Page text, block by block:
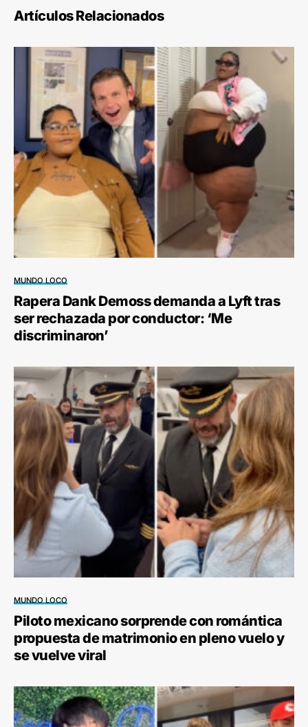
Artículos Relacionados
MUNDO LOCO
Rapera Dank Demoss demanda a Lyft tras
ser rechazada por conductor: ‘Me
discriminaron’
MUNDO LOCO
Piloto mexicano sorprende con romántica
propuesta de matrimonio en pleno vuelo y
se vuelve viral